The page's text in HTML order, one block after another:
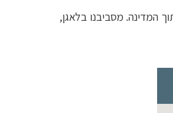
לתוך המדינה. מסביבנו בלאגן,